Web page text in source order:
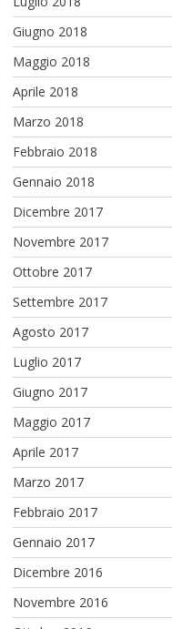
Giugno 2018
Maggio 2018
Aprile 2018
Marzo 2018
Febbraio 2018
Gennaio 2018
Dicembre 2017
Novembre 2017
Ottobre 2017
Settembre 2017
Agosto 2017
Luglio 2017
Giugno 2017
Maggio 2017
Aprile 2017
Marzo 2017
Febbraio 2017
Gennaio 2017
Dicembre 2016
Novembre 2016